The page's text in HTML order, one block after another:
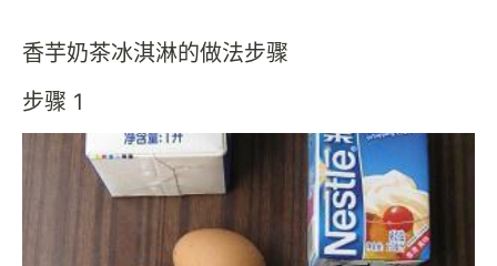
香芋奶茶冰淇淋的做法步骤
步骤 1